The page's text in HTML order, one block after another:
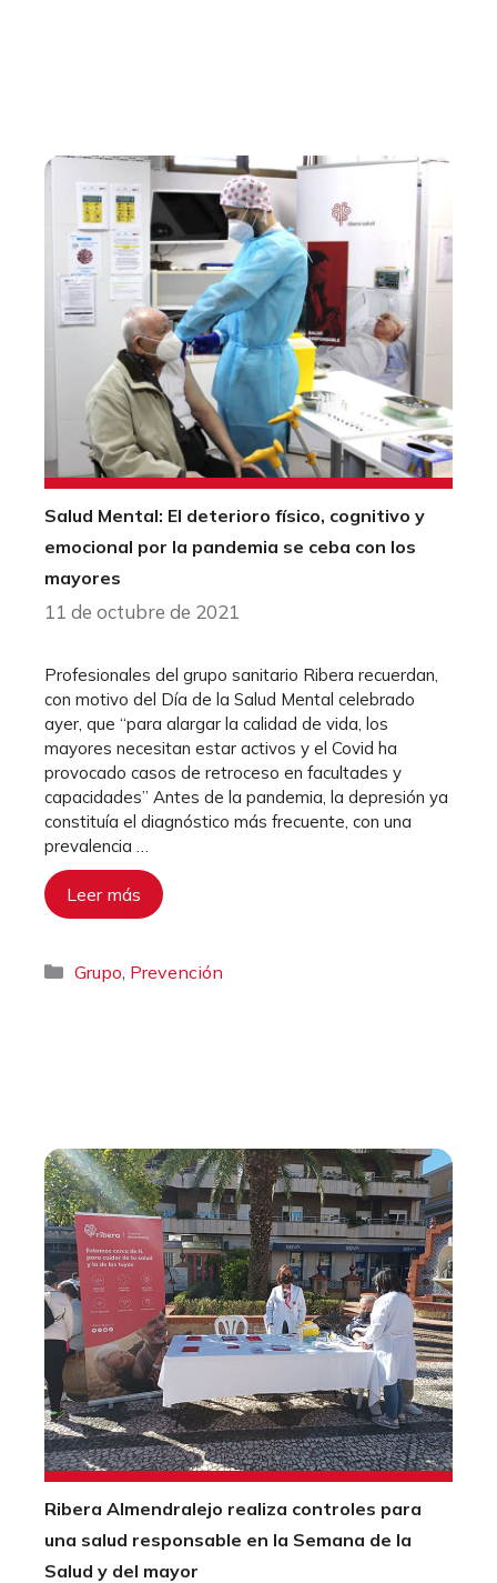
Salud Mental: El deterioro físico, cognitivo y
emocional por la pandemia se ceba con los
mayores
11 de octubre de 2021
Profesionales del grupo sanitario Ribera recuerdan,
con motivo del Día de la Salud Mental celebrado
ayer, que “para alargar la calidad de vida, los
mayores necesitan estar activos y el Covid ha
provocado casos de retroceso en facultades y
capacidades” Antes de la pandemia, la depresión ya
constituía el diagnóstico más frecuente, con una
prevalencia …
Leer más
Categorías
Grupo, Prevención
Ribera Almendralejo realiza controles para
una salud responsable en la Semana de la
Salud y del mayor